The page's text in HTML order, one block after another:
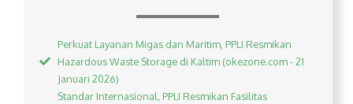
Perkuat Layanan Migas dan Maritim, PPLI Resmikan
Hazardous Waste Storage di Kaltim (okezone.com - 21
Januari 2026)
Standar Internasional, PPLI Resmikan Fasilitas